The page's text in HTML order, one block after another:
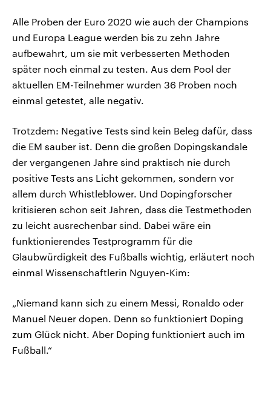
Alle Proben der Euro 2020 wie auch der Champions
und Europa League werden bis zu zehn Jahre
aufbewahrt, um sie mit verbesserten Methoden
später noch einmal zu testen. Aus dem Pool der
aktuellen EM-Teilnehmer wurden 36 Proben noch
einmal getestet, alle negativ.
Trotzdem: Negative Tests sind kein Beleg dafür, dass
die EM sauber ist. Denn die großen Dopingskandale
der vergangenen Jahre sind praktisch nie durch
positive Tests ans Licht gekommen, sondern vor
allem durch Whistleblower. Und Dopingforscher
kritisieren schon seit Jahren, dass die Testmethoden
zu leicht ausrechenbar sind. Dabei wäre ein
funktionierendes Testprogramm für die
Glaubwürdigkeit des Fußballs wichtig, erläutert noch
einmal Wissenschaftlerin Nguyen-Kim:
„Niemand kann sich zu einem Messi, Ronaldo oder
Manuel Neuer dopen. Denn so funktioniert Doping
zum Glück nicht. Aber Doping funktioniert auch im
Fußball.“